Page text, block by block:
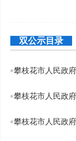
双公示目录
攀枝花市人民政
攀枝花市人民政
攀枝花市人民政